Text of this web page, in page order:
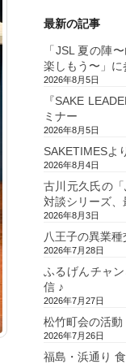
最新の記事
「JSL 夏の陣
楽しもう〜」に
2026年8月5日
『SAKE
ミナー
2026年8月5日
SAKETIMESよ
2026年8月4日
古川元久氏の
対談シリーズ、
2026年8月3日
八王子の異業種
2026年7月28日
ふるげんチャ
信 ♪
2026年7月27日
松竹町会の活動
2026年7月26日
福島・浜通り